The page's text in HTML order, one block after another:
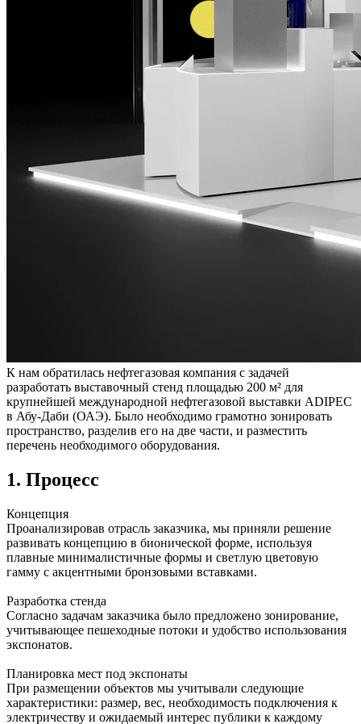
К нам обратилась нефтегазовая компания с задачей
разработать выставочный стенд площадью 200 м² для
крупнейшей международной нефтегазовой выставки ADIPEC
в Абу-Даби (ОАЭ). Было необходимо грамотно зонировать
пространство, разделив его на две части, и разместить
перечень необходимого оборудования.
1. Процесс
Концепция
Проанализировав отрасль заказчика, мы приняли решение
развивать концепцию в бионической форме, используя
плавные минималистичные формы и светлую цветовую
гамму с акцентными бронзовыми вставками.
Разработка стенда
Согласно задачам заказчика было предложено зонирование,
учитывающее пешеходные потоки и удобство использования
экспонатов.
Планировка мест под экспонаты
При размещении объектов мы учитывали следующие
характеристики: размер, вес, необходимость подключения к
электричеству и ожидаемый интерес публики к каждому